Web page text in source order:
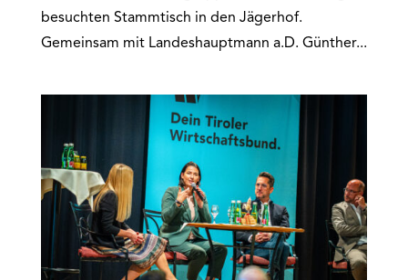
besuchten Stammtisch in den Jägerhof.
Gemeinsam mit Landeshauptmann a.D. Günther...